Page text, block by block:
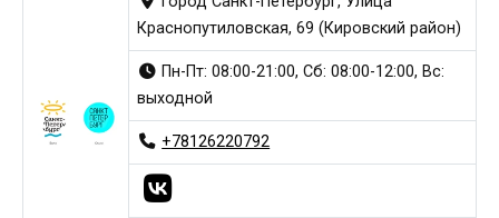
Краснопутиловская, 69 (Кировский район)
Пн-Пт: 08:00-21:00, Сб: 08:00-12:00, Вс:
выходной
+78126220792